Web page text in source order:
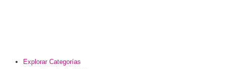
Explorar Categorías